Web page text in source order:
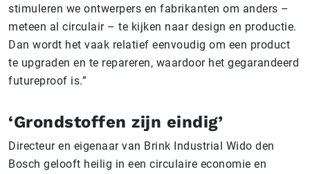
stimuleren we ontwerpers en fabrikanten om anders –
meteen al circulair – te kijken naar design en productie.
Dan wordt het vaak relatief eenvoudig om een product
te upgraden en te repareren, waardoor het gegarandeerd
futureproof is.”
‘Grondstoffen zijn eindig’
Directeur en eigenaar van Brink Industrial Wido den
Bosch gelooft heilig in een circulaire economie en